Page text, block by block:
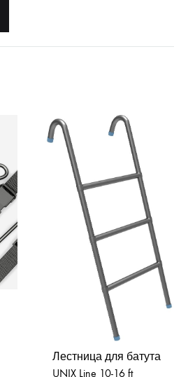
Лестница для батута
UNIX Line 10-16 ft